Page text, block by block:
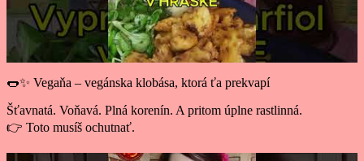
🌭✨ Vegaňa – vegánska klobása, ktorá ťa prekvapí
Šťavnatá. Voňavá. Plná korenín. A pritom úplne rastlinná.
👉 Toto musíš ochutnať.